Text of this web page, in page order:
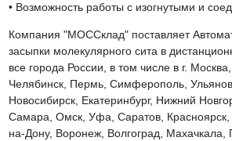
•Возможность работы с изогнутыми и
Компания "МОССклад" поставляет
засыпки молекулярного сита в
все города России, в том числе в г.
Челябинск, Пермь, Симферополь,
Новосибирск, Екатеринбург, Нижний
Самара, Омск, Уфа, Саратов, Красноярск,
на-Дону, Воронеж, Волгоград, Махачкала,